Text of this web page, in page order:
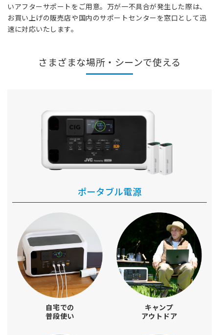
いアフターサポートをご用意。万が一不具合が発生した際は、
お買い上げの販売店や国内のサポートセンターを窓口として迅
速に対応いたします。
さまざまな場所・シーンで使える
ポータブル電源
自宅での
普段使い
キャンプ
アウトドア